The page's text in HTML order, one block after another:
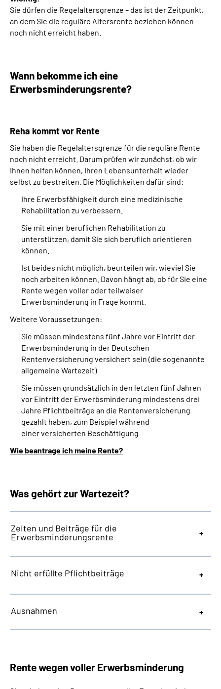
Leichte Sprache
Sie dürfen die Regelaltersgrenze – das ist der Zeitpunkt,
an dem Sie die reguläre Altersrente beziehen können –
noch nicht erreicht haben.
Wann bekomme ich eine
Erwerbsminderungs­rente?
Reha kommt vor Rente
Sie haben die Regelaltersgrenze für die reguläre Rente
noch nicht erreicht. Darum prüfen wir zunächst, ob wir
Ihnen helfen können, Ihren Lebensunterhalt wieder
selbst zu bestreiten. Die Möglichkeiten dafür sind:
Ihre Erwerbsfähigkeit durch eine medizinische
Rehabilitation zu verbessern.
Sie mit einer beruflichen Rehabilitation zu
unterstützen, damit Sie sich beruflich orientieren
können.
Ist beides nicht möglich, beurteilen wir, wieviel Sie
noch arbeiten können. Davon hängt ab, ob für Sie eine
Rente wegen voller oder teilweiser
Erwerbsminderung in Frage kommt.
Weitere Voraussetzungen:
Sie müssen mindestens fünf Jahre vor Eintritt der
Erwerbsminderung in der Deutschen
Rentenversicherung versichert sein (die sogenannte
allgemeine Wartezeit)
Sie müssen grundsätzlich in den letzten fünf Jahren
vor Eintritt der Erwerbsminderung mindestens drei
Jahre Pflichtbeiträge an die Rentenversicherung
gezahlt haben, zum Beispiel während
einer versicherten Beschäftigung
Wie beantrage ich meine Rente?
Was gehört zur Wartezeit?
Zeiten und Beiträge für die
Erwerbsminderungsrente
Nicht erfüllte Pflichtbeiträge
Ausnahmen
Rente wegen voller Erwerbsminderung